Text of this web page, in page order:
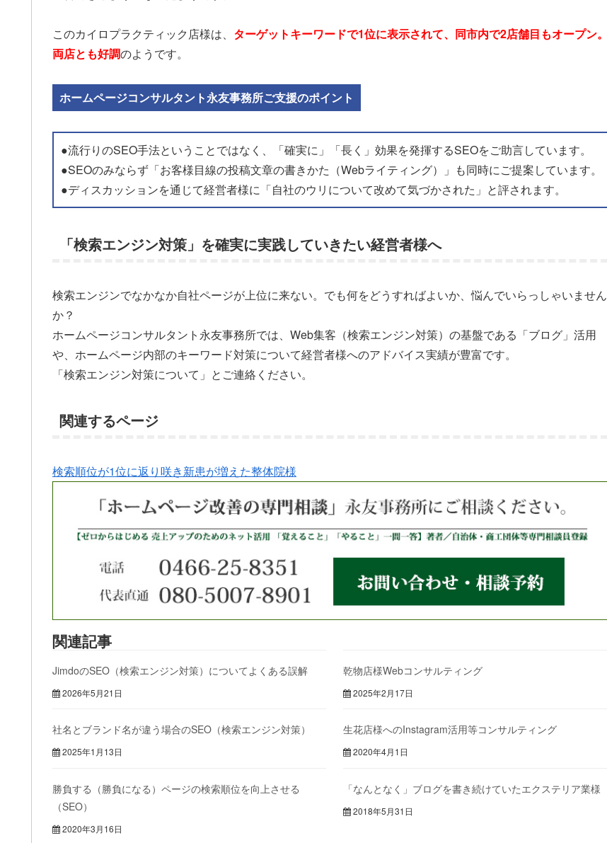
このカイロプラクティック店様は、 ターゲットキーワードで1位に表示されて、同市内で2店舗目もオープン。
両店とも好調のようです。
ホームページコンサルタント永友事務所ご支援のポイント
●流行りのSEO手法ということではなく、「確実に」「長く」効果を発揮するSEOをご助言しています。
●SEOのみならず「お客様目線の投稿文章の書きかた（Webライティング）」も同時にご提案しています。
●ディスカッションを通じて経営者様に「自社のウリについて改めて気づかされた」と評されます。
「検索エンジン対策」を確実に実践していきたい経営者様へ
検索エンジンでなかなか自社ページが上位に来ない。でも何をどうすればよいか、悩んでいらっしゃいません
か？
ホームページコンサルタント永友事務所では、Web集客（検索エンジン対策）の基盤である「ブログ」活用
や、ホームページ内部のキーワード対策について経営者様へのアドバイス実績が豊富です。
「検索エンジン対策について」とご連絡ください。
関連するページ
検索順位が1位に返り咲き新患が増えた整体院様
関連記事
JimdoのSEO（検索エンジン対策）についてよくある誤解
2026年5月21日
乾物店様Webコンサルティング
2025年2月17日
社名とブランド名が違う場合のSEO（検索エンジン対策）
2025年1月13日
生花店様へのInstagram活用等コンサルティング
2020年4月1日
勝負する（勝負になる）ページの検索順位を向上させる
（SEO）
2020年3月16日
「なんとなく」ブログを書き続けていたエクステリア業様
2018年5月31日